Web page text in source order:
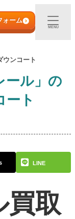
ォーム
MENU
ウンコート
ール」の
ート
LINE
買取